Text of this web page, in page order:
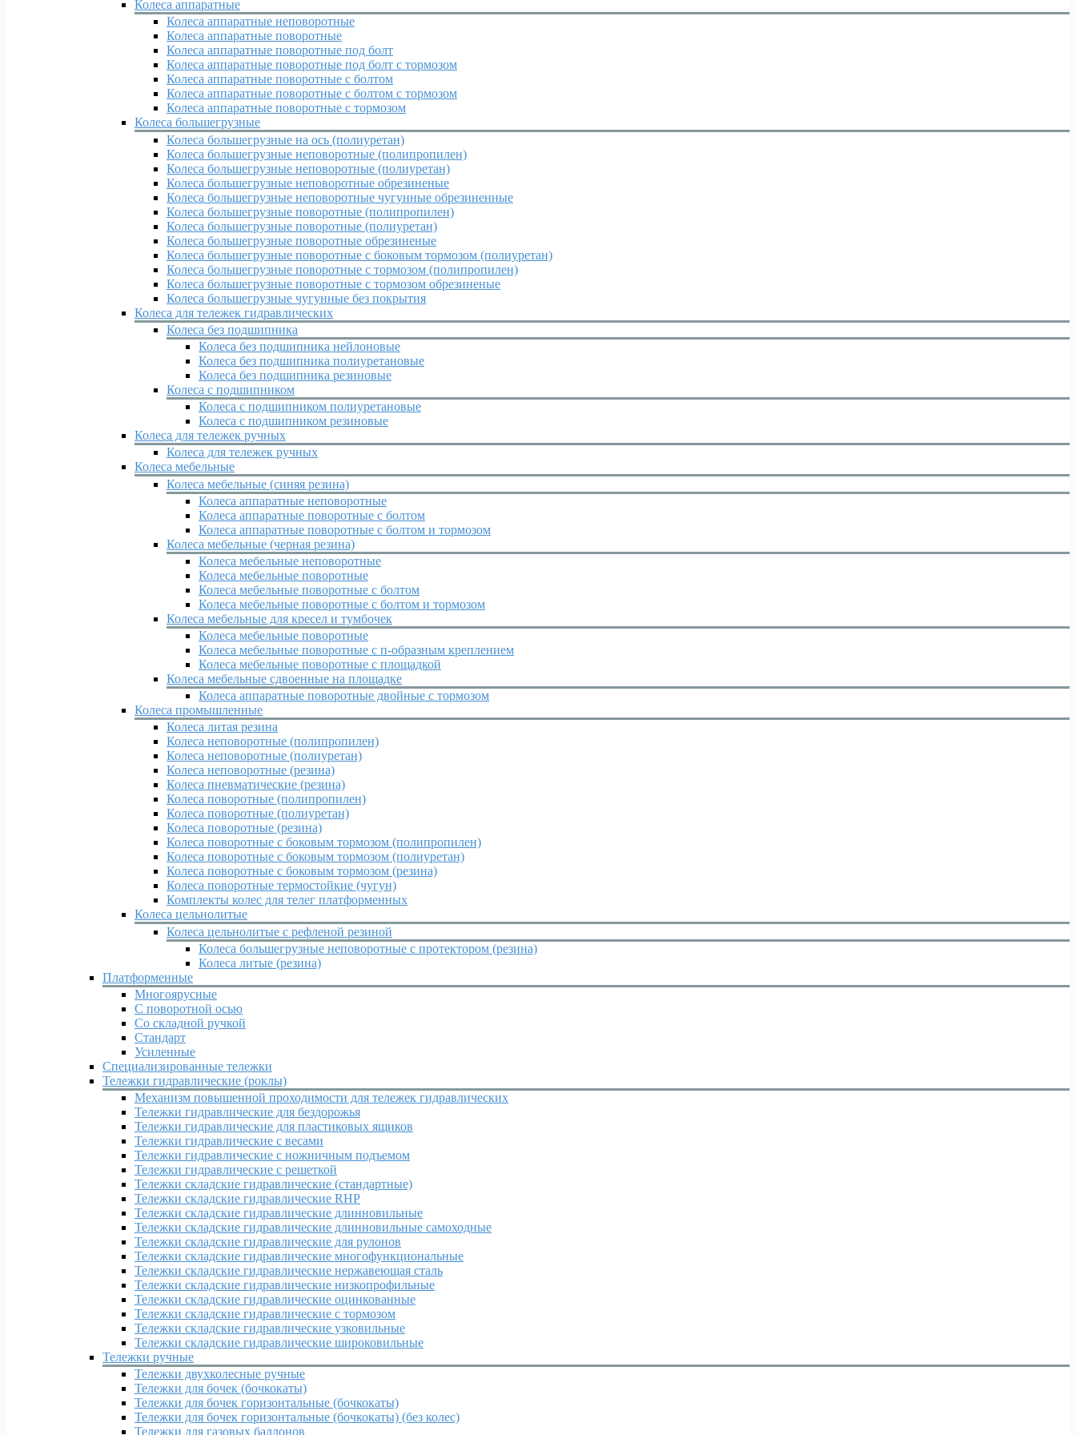
Колеса аппаратные
Колеса аппаратные неповоротные
Колеса аппаратные поворотные
Колеса аппаратные поворотные под болт
Колеса аппаратные поворотные под болт с тормозом
Колеса аппаратные поворотные с болтом
Колеса аппаратные поворотные с болтом с тормозом
Колеса аппаратные поворотные с тормозом
Колеса большегрузные
Колеса большегрузные на ось (полиуретан)
Колеса большегрузные неповоротные (полипропилен)
Колеса большегрузные неповоротные (полиуретан)
Колеса большегрузные неповоротные обрезиненые
Колеса большегрузные неповоротные чугунные обрезиненные
Колеса большегрузные поворотные (полипропилен)
Колеса большегрузные поворотные (полиуретан)
Колеса большегрузные поворотные обрезиненые
Колеса большегрузные поворотные с боковым тормозом (полиуретан)
Колеса большегрузные поворотные с тормозом (полипропилен)
Колеса большегрузные поворотные с тормозом обрезиненые
Колеса большегрузные чугунные без покрытия
Колеса для тележек гидравлических
Колеса без подшипника
Колеса без подшипника нейлоновые
Колеса без подшипника полиуретановые
Колеса без подшипника резиновые
Колеса с подшипником
Колеса с подшипником полиуретановые
Колеса с подшипником резиновые
Колеса для тележек ручных
Колеса для тележек ручных
Колеса мебельные
Колеса мебельные (синяя резина)
Колеса аппаратные неповоротные
Колеса аппаратные поворотные с болтом
Колеса аппаратные поворотные с болтом и тормозом
Колеса мебельные (черная резина)
Колеса мебельные неповоротные
Колеса мебельные поворотные
Колеса мебельные поворотные с болтом
Колеса мебельные поворотные с болтом и тормозом
Колеса мебельные для кресел и тумбочек
Колеса мебельные поворотные
Колеса мебельные поворотные с п-образным креплением
Колеса мебельные поворотные с площадкой
Колеса мебельные сдвоенные на площадке
Колеса аппаратные поворотные двойные с тормозом
Колеса промышленные
Колеса литая резина
Колеса неповоротные (полипропилен)
Колеса неповоротные (полиуретан)
Колеса неповоротные (резина)
Колеса пневматические (резина)
Колеса поворотные (полипропилен)
Колеса поворотные (полиуретан)
Колеса поворотные (резина)
Колеса поворотные c боковым тормозом (полипропилен)
Колеса поворотные c боковым тормозом (полиуретан)
Колеса поворотные c боковым тормозом (резина)
Колеса поворотные термостойкие (чугун)
Комплекты колес для телег платформенных
Колеса цельнолитые
Колеса цельнолитые с рефленой резиной
Колеса большегрузные неповоротные с протектором (резина)
Колеса литые (резина)
Платформенные
Многоярусные
С поворотной осью
Со складной ручкой
Стандарт
Усиленные
Специализированные тележки
Тележки гидравлические (роклы)
Механизм повышенной проходимости для тележек гидравлических
Тележки гидравлические для бездорожья
Тележки гидравлические для пластиковых ящиков
Тележки гидравлические с весами
Тележки гидравлические с ножничным подъемом
Тележки гидравлические с решеткой
Тележки складские гидравлические (стандартные)
Тележки складские гидравлические RHP
Тележки складские гидравлические длинновильные
Тележки складские гидравлические длинновильные самоходные
Тележки складские гидравлические для рулонов
Тележки складские гидравлические многофункциональные
Тележки складские гидравлические нержавеющая сталь
Тележки складские гидравлические низкопрофильные
Тележки складские гидравлические оцинкованные
Тележки складские гидравлические с тормозом
Тележки складские гидравлические узковильные
Тележки складские гидравлические широковильные
Тележки ручные
Тележки двухколесные ручные
Тележки для бочек (бочкокаты)
Тележки для бочек горизонтальные (бочкокаты)
Тележки для бочек горизонтальные (бочкокаты) (без колес)
Тележки для газовых баллонов